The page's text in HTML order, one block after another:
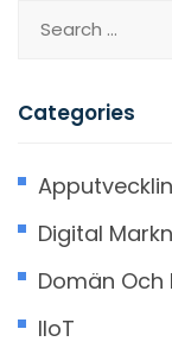
Categories
Digital
Domän Och
IIoT